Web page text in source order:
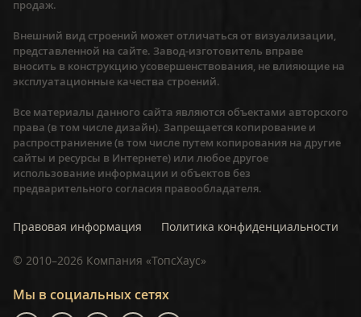
Мы в социальных сетях
продаж.
Внешний вид строений может отличаться от визуализации,
представленной на сайте. Завод-изготовитель вправе
вносить в конструкцию усовершенствования, не влияющие на
эксплуатационные качества строений.
Все материалы данного сайта являются объектами авторского
права (в том числе дизайн). Запрещается копирование и
распространиение (в том числе путем копирования на другие
сайты и ресурсы в Интернете) или любое другое
использование информации и объектов без
предварительного согласия правообладателя.
Правовая информация Политика конфиденциальности
© 2010–2026 Компания «ТопсХаус»